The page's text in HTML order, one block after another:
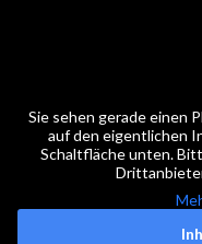
Sie sehen gerade einen
auf den eigentlichen
Schaltfläche unten.